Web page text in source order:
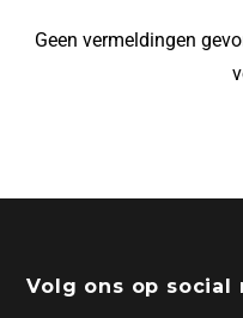
Geen vermeldingen
Volg ons op social